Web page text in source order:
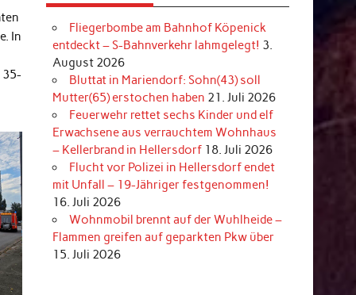
In
35-
Fliegerbombe am Bahnhof Köpenick
entdeckt – S-Bahnverkehr lahmgelegt! 3.
August 2026
Bluttat in Mariendorf: Sohn(43) soll
Mutter(65) erstochen haben 21. Juli 2026
Feuerwehr rettet sechs Kinder und elf
Erwachsene aus verrauchtem Wohnhaus
– Kellerbrand in Hellersdorf 18. Juli 2026
Flucht vor Polizei in Hellersdorf endet
mit Unfall – 19-Jähriger festgenommen!
16. Juli 2026
Wohnmobil brennt auf der Wuhlheide –
Flammen greifen auf geparkten Pkw über
15. Juli 2026